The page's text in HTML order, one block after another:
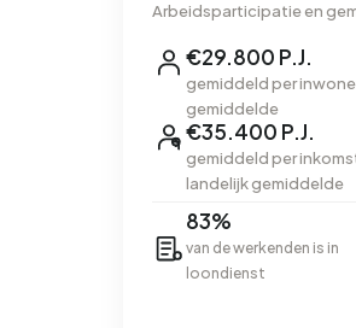
Arbeidsparticipatie en
€29.800 P.J.
gemiddeld per
gemiddelde
€35.400 P.J.
gemiddeld per
landelijk gemiddelde
83%
van de werkenden is in
loondienst